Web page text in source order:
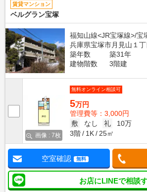
賃貸マンション
ベルグラン宝塚
福知山線<JR宝塚線>/宝
兵庫県宝塚市月見山１丁
築年数
築31年
建物階数
3階建
画像 : 7枚
無料オンライン相談可
5万円
管理費等：3,000円
敷
なし 礼
10万
3階
1K 25㎡
空室確認 無料
お店にLINEで相談